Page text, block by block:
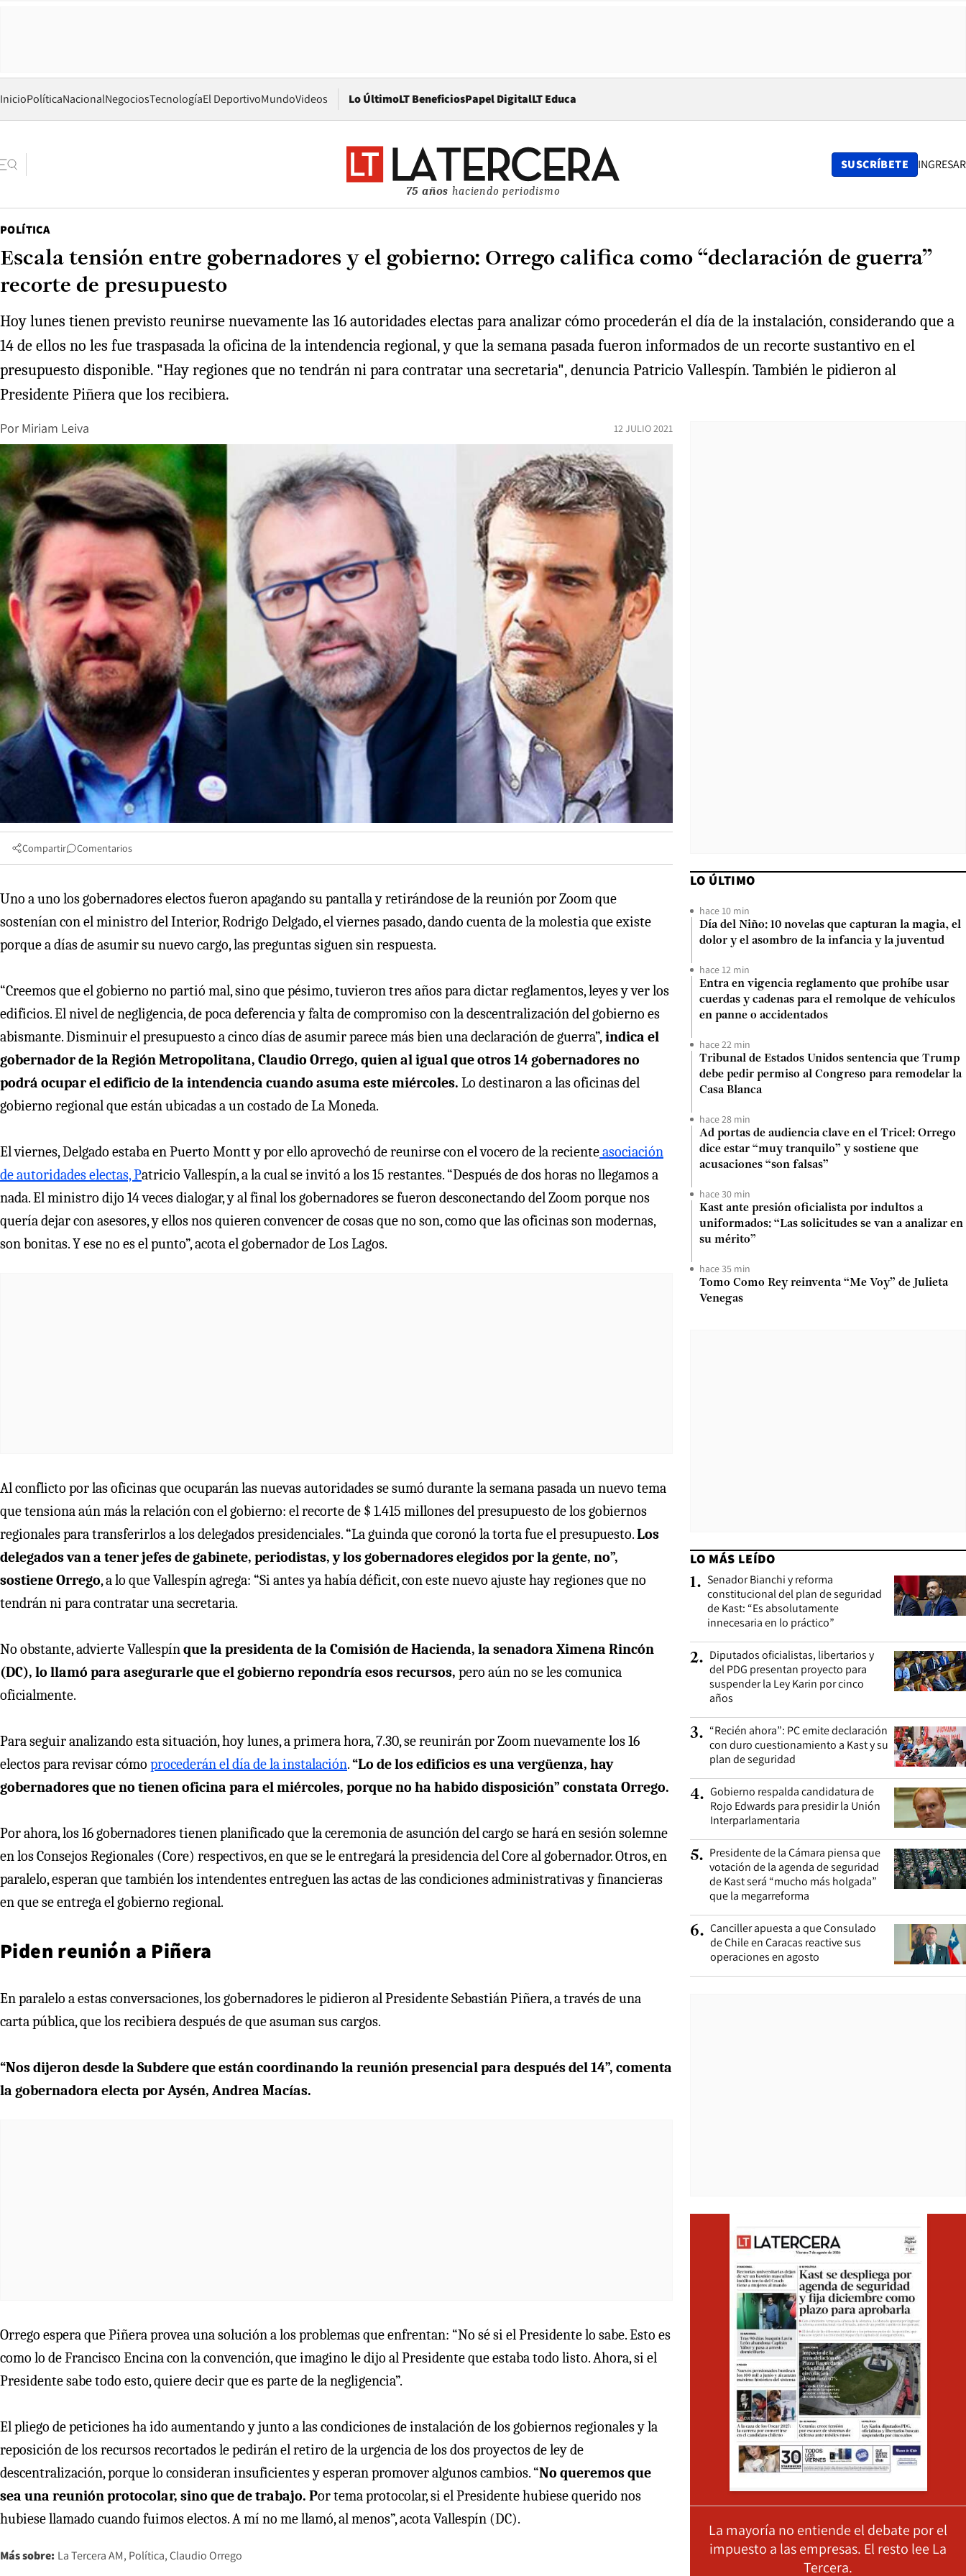
InicioPolíticaNacionalNegociosTecnologíaEl DeportivoMundoVideos Lo ÚltimoLT BeneficiosPapel DigitalOpens in new window
LT Educa
75 años haciendo periodismo
SUSCRÍBETE INGRESAR
POLÍTICA
Escala tensión entre gobernadores y el gobierno: Orrego califica como “declaración de guerra”
recorte de presupuesto
Hoy lunes tienen previsto reunirse nuevamente las 16 autoridades electas para analizar cómo procederán el día de la instalación, considerando que a
14 de ellos no les fue traspasada la oficina de la intendencia regional, y que la semana pasada fueron informados de un recorte sustantivo en el
presupuesto disponible. "Hay regiones que no tendrán ni para contratar una secretaria", denuncia Patricio Vallespín. También le pidieron al
Presidente Piñera que los recibiera.
Por Miriam Leiva 12 JULIO 2021
Compartir Comentarios
Uno a uno los gobernadores electos fueron apagando su pantalla y retirándose de la reunión por Zoom que
sostenían con el ministro del Interior, Rodrigo Delgado, el viernes pasado, dando cuenta de la molestia que existe
porque a días de asumir su nuevo cargo, las preguntas siguen sin respuesta.
“Creemos que el gobierno no partió mal, sino que pésimo, tuvieron tres años para dictar reglamentos, leyes y ver los
edificios. El nivel de negligencia, de poca deferencia y falta de compromiso con la descentralización del gobierno es
abismante. Disminuir el presupuesto a cinco días de asumir parece más bien una declaración de guerra”,indica el
gobernador de la Región Metropolitana, Claudio Orrego, quien al igual que otros 14 gobernadores no
podrá ocupar el edificio de la intendencia cuando asuma este miércoles. Lo destinaron a las oficinas del
gobierno regional que están ubicadas a un costado de La Moneda.
El viernes, Delgado estaba en Puerto Montt y por ello aprovechó de reunirse con el vocero de la recienteasociación
de autoridades electas, Patricio Vallespín, a la cual se invitó a los 15 restantes. “Después de dos horas no llegamos a
nada. El ministro dijo 14 veces dialogar, y al final los gobernadores se fueron desconectando del Zoom porque nos
quería dejar con asesores, y ellos nos quieren convencer de cosas que no son, como que las oficinas son modernas,
son bonitas. Y ese no es el punto”, acota el gobernador de Los Lagos.
Al conflicto por las oficinas que ocuparán las nuevas autoridades se sumó durante la semana pasada un nuevo tema
que tensiona aún más la relación con el gobierno: el recorte de $ 1.415 millones del presupuesto de los gobiernos
regionales para transferirlos a los delegados presidenciales. “La guinda que coronó la torta fue el presupuesto.Los
delegados van a tener jefes de gabinete, periodistas, y los gobernadores elegidos por la gente, no”,
sostiene Orrego, a lo que Vallespín agrega: “Si antes ya había déficit, con este nuevo ajuste hay regiones que no
tendrán ni para contratar una secretaria.
No obstante, advierte Vallespínque la presidenta de la Comisión de Hacienda, la senadora Ximena Rincón
(DC), lo llamó para asegurarle que el gobierno repondría esos recursos, pero aún no se les comunica
oficialmente.
Para seguir analizando esta situación, hoy lunes, a primera hora, 7.30, se reunirán por Zoom nuevamente los 16
electos para revisar cómo procederán el día de la instalación.“Lo de los edificios es una vergüenza, hay
gobernadores que no tienen oficina para el miércoles, porque no ha habido disposición” constata Orrego.
Por ahora, los 16 gobernadores tienen planificado que la ceremonia de asunción del cargo se hará en sesión solemne
en los Consejos Regionales (Core) respectivos, en que se le entregará la presidencia del Core al gobernador. Otros, en
paralelo, esperan que también los intendentes entreguen las actas de las condiciones administrativas y financieras
en que se entrega el gobierno regional.
Piden reunión a Piñera
En paralelo a estas conversaciones, los gobernadores le pidieron al Presidente Sebastián Piñera, a través de una
carta pública, que los recibiera después de que asuman sus cargos.
“Nos dijeron desde la Subdere que están coordinando la reunión presencial para después del 14”, comenta
la gobernadora electa por Aysén, Andrea Macías.
Orrego espera que Piñera provea una solución a los problemas que enfrentan: “No sé si el Presidente lo sabe. Esto es
como lo de Francisco Encina con la convención, que imagino le dijo al Presidente que estaba todo listo. Ahora, si el
Presidente sabe todo esto, quiere decir que es parte de la negligencia”.
El pliego de peticiones ha ido aumentando y junto a las condiciones de instalación de los gobiernos regionales y la
reposición de los recursos recortados le pedirán el retiro de la urgencia de los dos proyectos de ley de
descentralización, porque lo consideran insuficientes y esperan promover algunos cambios. “No queremos que
sea una reunión protocolar, sino que de trabajo. Por tema protocolar, si el Presidente hubiese querido nos
hubiese llamado cuando fuimos electos. A mí no me llamó, al menos”, acota Vallespín (DC).
Más sobre: La Tercera AM Política Claudio Orrego
LO ÚLTIMO
hace 10 min
Día del Niño: 10 novelas que capturan la magia, el
dolor y el asombro de la infancia y la juventud
hace 12 min
Entra en vigencia reglamento que prohíbe usar
cuerdas y cadenas para el remolque de vehículos
en panne o accidentados
hace 22 min
Tribunal de Estados Unidos sentencia que Trump
debe pedir permiso al Congreso para remodelar la
Casa Blanca
hace 28 min
Ad portas de audiencia clave en el Tricel: Orrego
dice estar “muy tranquilo” y sostiene que
acusaciones “son falsas”
hace 30 min
Kast ante presión oficialista por indultos a
uniformados: “Las solicitudes se van a analizar en
su mérito”
hace 35 min
Tomo Como Rey reinventa “Me Voy” de Julieta
Venegas
LO MÁS LEÍDO
1. Senador Bianchi y reforma
constitucional del plan de seguridad
de Kast: “Es absolutamente
innecesaria en lo práctico”
2. Diputados oficialistas, libertarios y
del PDG presentan proyecto para
suspender la Ley Karin por cinco
años
3. “Recién ahora”: PC emite declaración
con duro cuestionamiento a Kast y su
plan de seguridad
4. Gobierno respalda candidatura de
Rojo Edwards para presidir la Unión
Interparlamentaria
5. Presidente de la Cámara piensa que
votación de la agenda de seguridad
de Kast será “mucho más holgada”
que la megarreforma
6. Canciller apuesta a que Consulado
de Chile en Caracas reactive sus
operaciones en agosto
La mayoría no entiende el debate por el
impuesto a las empresas. El resto lee La
Tercera.